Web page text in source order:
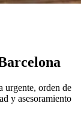
urgente, orden de
y asesoramiento